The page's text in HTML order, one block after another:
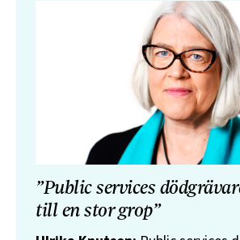
”Public services
till en stor grop”